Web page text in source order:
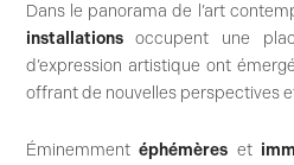
Dans le panorama de l’art
installationsoccupent une
d’expression artistique ont
offrant de nouvelles perspectives
Éminemmentéphémères et